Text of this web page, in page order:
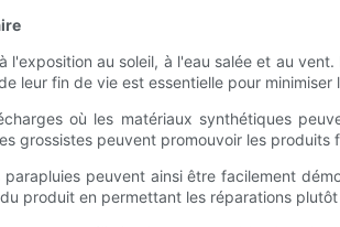
au soleil, à l'eau salée et au
leur fin de vie est essentielle pour minimiser
où les matériaux synthétiques
grossistes peuvent promouvoir les
peuvent ainsi être facilement
produit en permettant les réparations